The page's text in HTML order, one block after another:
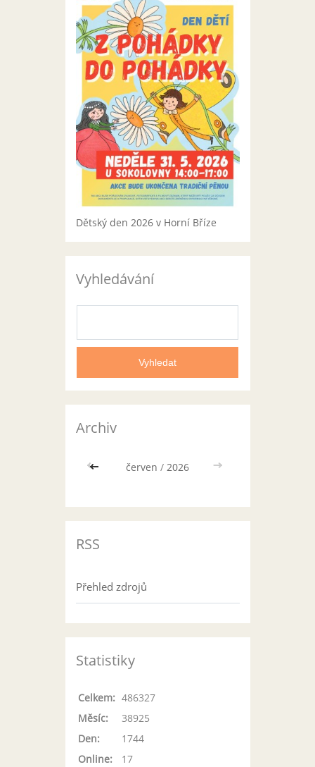
Dětský den 2026 v Horní Bříze
Vyhledávání
Archiv
<< červen / 2026 >>
RSS
Přehled zdrojů
Statistiky
Online: 17
Celkem: 486327
Měsíc:
38925
Den:
1744